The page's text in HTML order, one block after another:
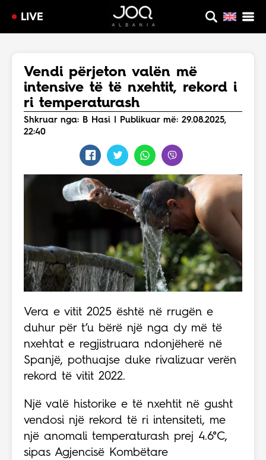
LIVE
Vendi përjeton valën më
intensive të të nxehtit, rekord i
ri temperaturash
Shkruar nga: B Hasi | Publikuar më: 29.08.2025,
22:40
Vera e vitit 2025 është në rrugën e
duhur për t’u bërë një nga dy më të
nxehtat e regjistruara ndonjëherë në
Spanjë, pothuajse duke rivalizuar verën
rekord të vitit 2022.
Një valë historike e të nxehtit në gusht
vendosi një rekord të ri intensiteti, me
një anomali temperaturash prej 4.6°C,
sipas Agjencisë Kombëtare